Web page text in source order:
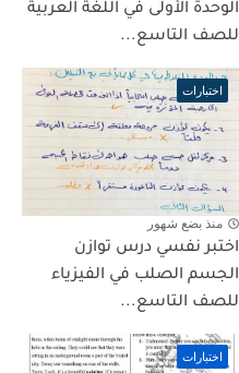
الوحدة الأولى في اللغة العربية
للصف التاسع...
اختبارات
منذ بضع شهور
اختبر نفسي درس توازن
الجسم الصلب في الفيزياء
للصف التاسع...
اختبارات